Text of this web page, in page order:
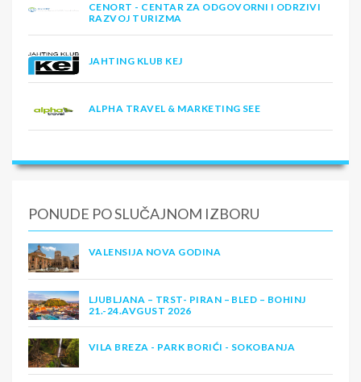
CENORT - CENTAR ZA ODGOVORNI I ODRZIVI
RAZVOJ TURIZMA
JAHTING KLUB KEJ
ALPHA TRAVEL & MARKETING SEE
PONUDE PO SLUČAJNOM IZBORU
VALENSIJA NOVA GODINA
LJUBLJANA – TRST- PIRAN – BLED – BOHINJ
21.-24.AVGUST 2026
VILA BREZA - PARK BORIĆI - SOKOBANJA